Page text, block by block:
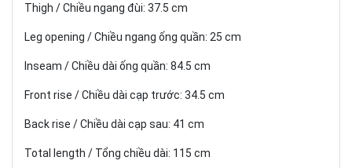
Thigh / Chiều ngang đùi: 37.5 cm
Leg opening / Chiều ngang ống quần: 25 cm
Inseam / Chiều dài ống quần: 84.5 cm
Front rise / Chiều dài cạp trước: 34.5 cm
Back rise / Chiều dài cạp sau: 41 cm
Total length / Tổng chiều dài: 115 cm